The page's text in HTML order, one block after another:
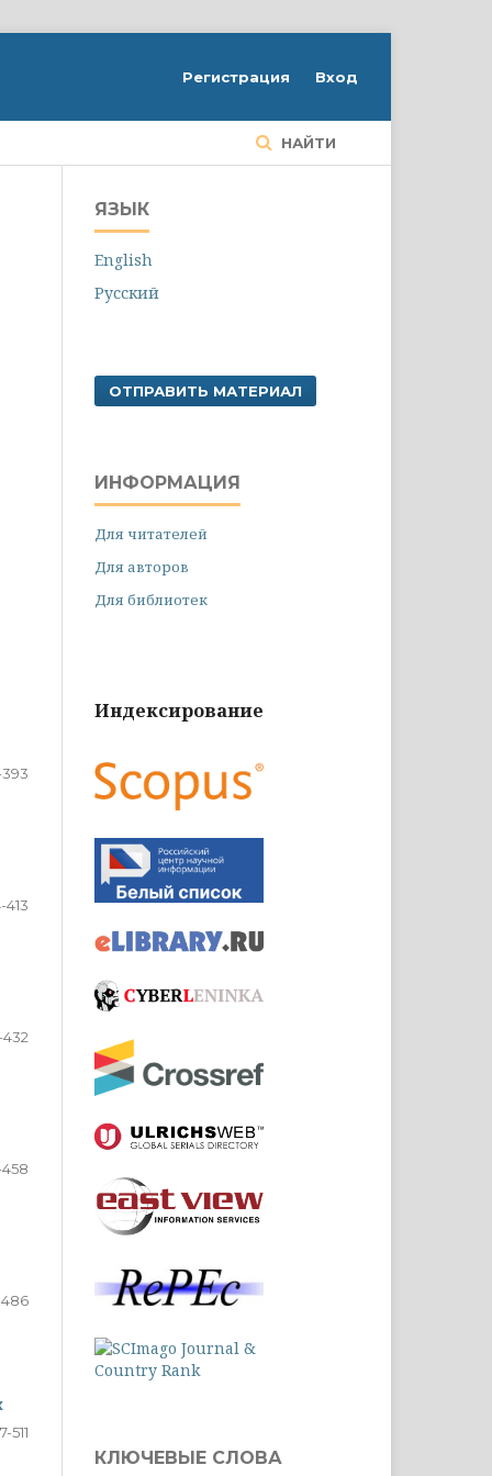
НАЙТИ
Регистрация Вход
393
413
432
511
ЯЗЫК
English
Русский
ОТПРАВИТЬ МАТЕРИАЛ
ИНФОРМАЦИЯ
Для читателей
Для авторов
Для библиотек
Индексирование
КЛЮЧЕВЫЕ СЛОВА